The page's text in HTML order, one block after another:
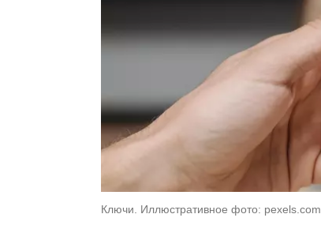
Ключи. Иллюстративное фото: pexels.com